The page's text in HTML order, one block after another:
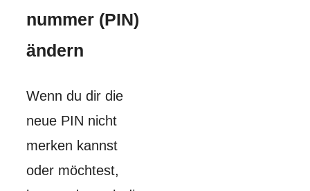
nummer (PIN)
ändern
Wenn du dir die
neue PIN nicht
merken kannst
oder möchtest,